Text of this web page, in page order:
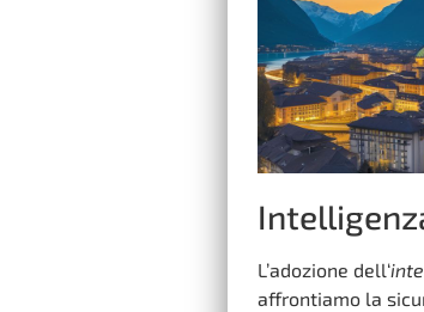
L’adozione dell‘
affrontiamo la